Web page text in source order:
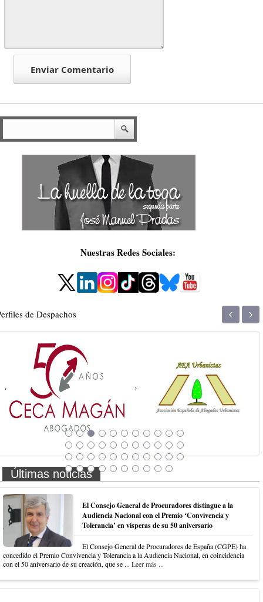
Nuestras Redes Sociales:
de Despachos ‹ ›
Últimas noticias
El Consejo General de Procuradores distingue a la
Audiencia Nacional con el Premio ‘Convivencia y
Tolerancia’ en vísperas de su 50 aniversario
El Consejo General de Procuradores de España (CGPE) ha
concedido el Premio Convivencia y Tolerancia a la Audiencia Nacional, en coincidencia
con el 50 aniversario de su creación, que se ... Leer más ...